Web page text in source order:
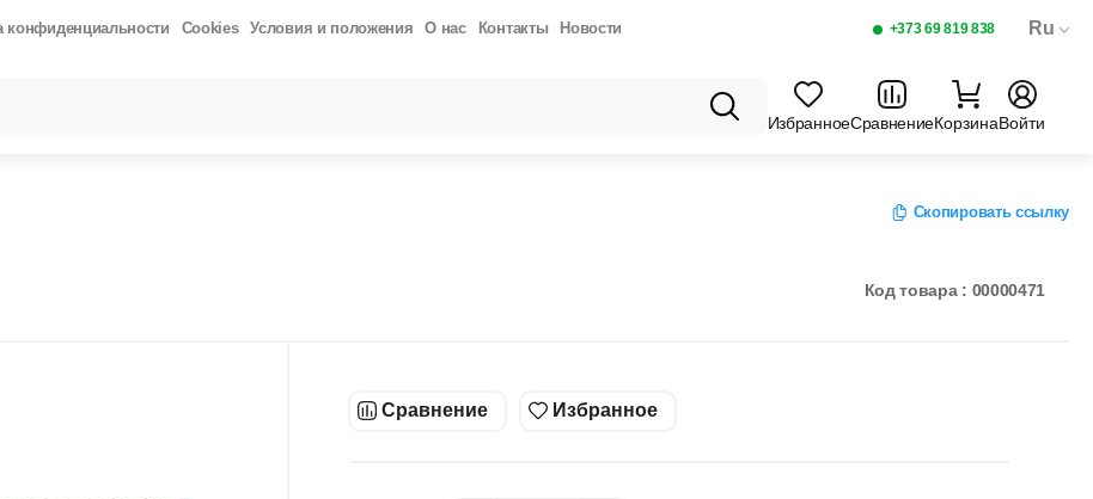
конфиденциальности Cookies Условия и положения О нас Контакты Новости +373 69 819 838 Ru
ИзбранноеСравнениеКорзинаВойти
Скопировать ссылку
Код товара : 00000471
Сравнение Избранное